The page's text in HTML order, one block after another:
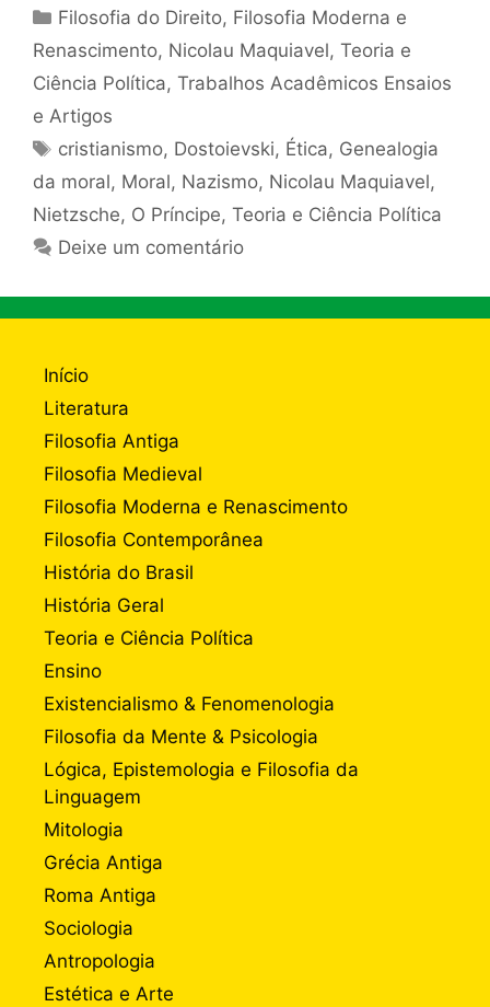
Categorias
Filosofia do Direito, Filosofia Moderna e
Renascimento, Nicolau Maquiavel, Teoria e
Ciência Política, Trabalhos Acadêmicos Ensaios
e Artigos
Tags
cristianismo, Dostoievski, Ética, Genealogia
da moral, Moral, Nazismo, Nicolau Maquiavel,
Nietzsche, O Príncipe, Teoria e Ciência Política
Deixe um comentário
Início
Literatura
Filosofia Antiga
Filosofia Medieval
Filosofia Moderna e Renascimento
Filosofia Contemporânea
História do Brasil
História Geral
Teoria e Ciência Política
Ensino
Existencialismo & Fenomenologia
Filosofia da Mente & Psicologia
Lógica, Epistemologia e Filosofia da
Linguagem
Mitologia
Grécia Antiga
Roma Antiga
Sociologia
Antropologia
Estética e Arte